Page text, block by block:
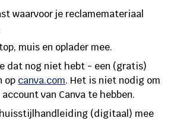
waarvoor je reclamemateriaal
muis en oplader mee.
dat nog niet hebt - een (gratis)
op canva.com. Het is niet nodig om
van Canva te hebben.
(digitaal) mee